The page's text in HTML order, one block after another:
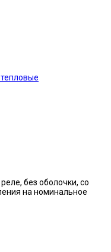
без оболочки, со
на номинальное